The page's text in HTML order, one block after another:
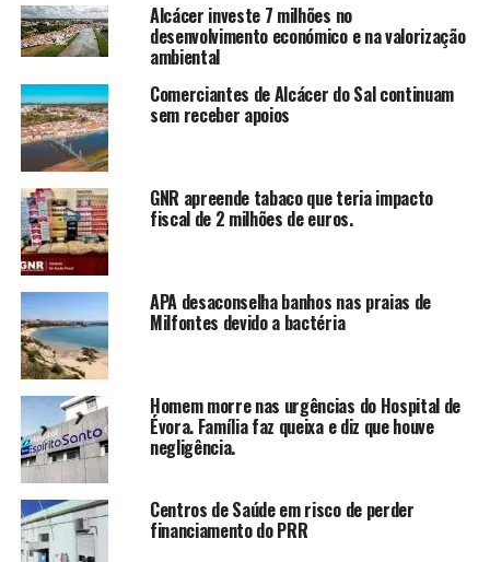
Alcácer investe 7 milhões no
desenvolvimento económico e na valorização
ambiental
Comerciantes de Alcácer do Sal continuam
sem receber apoios
GNR apreende tabaco que teria impacto
fiscal de 2 milhões de euros.
APA desaconselha banhos nas praias de
Milfontes devido a bactéria
Homem morre nas urgências do Hospital de
Évora. Família faz queixa e diz que houve
negligência.
Centros de Saúde em risco de perder
financiamento do PRR